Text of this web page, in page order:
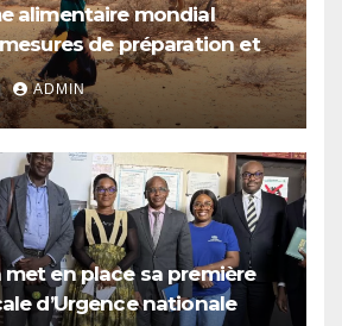
alimentaire mondial
de préparation et
à la menace d’El Niño,
des dizaines de
dans l’insécurité
ADMIN
met en place sa première
d’Urgence nationale